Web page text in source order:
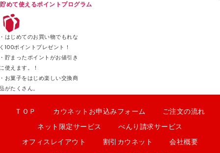
貯めて使えるポイントプログラム
はじめてのお買い物でもれな
100ポイントプレゼント！
貯まったポイントがお値引き
使えます。！
お菓子をはじめ楽しい交換商
がたくさん。
ＴＯＰ カウネットお申込みフォーム ご注文の流れ
ネット限定サービス べんり請求サービス
オフィスレイアウト 割引カウネット 会社概要